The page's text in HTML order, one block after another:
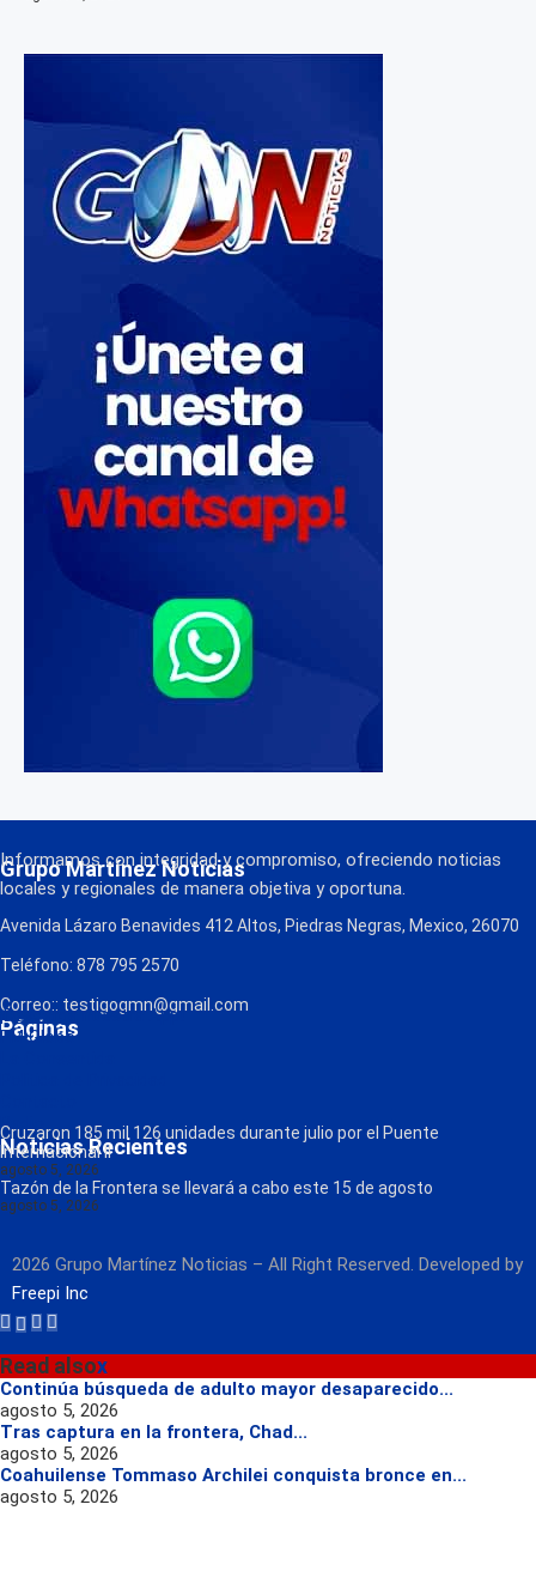
Grupo Martínez Noticias
Informamos con integridad y compromiso, ofreciendo noticias
locales y regionales de manera objetiva y oportuna.
Avenida Lázaro Benavides 412 Altos, Piedras Negras, Mexico, 26070
Teléfono: 878 795 2570
Correo:: testigogmn@gmail.com
Páginas
¡Descarga nuestra App!
FM Globo
Radio
Noticias Recientes
Cruzaron 185 mil 126 unidades durante julio por el Puente
Internacional II
agosto 5, 2026
Tazón de la Frontera se llevará a cabo este 15 de agosto
agosto 5, 2026
2026 Grupo Martínez Noticias – All Right Reserved. Developed by
Freepi Inc
Read alsox
Continúa búsqueda de adulto mayor desaparecido...
agosto 5, 2026
Tras captura en la frontera, Chad...
agosto 5, 2026
Coahuilense Tommaso Archilei conquista bronce en...
agosto 5, 2026